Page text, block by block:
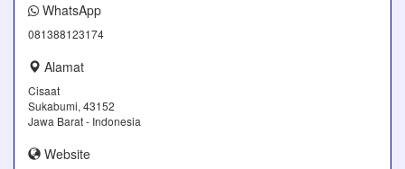
WhatsApp
081388123174
Alamat
Cisaat
Sukabumi, 43152
Jawa Barat - Indonesia
Website